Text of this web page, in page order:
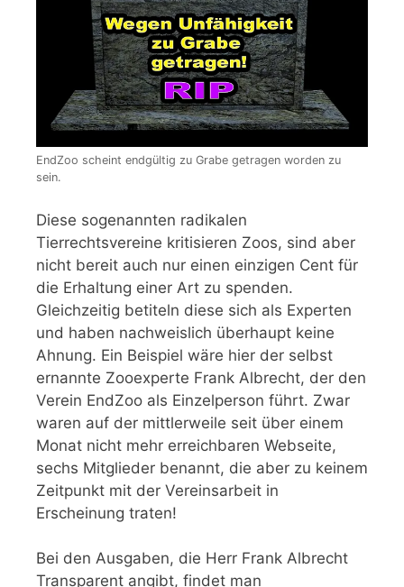
EndZoo scheint endgültig zu Grabe getragen worden zu
sein.
Diese sogenannten radikalen
Tierrechtsvereine kritisieren Zoos, sind aber
nicht bereit auch nur einen einzigen Cent für
die Erhaltung einer Art zu spenden.
Gleichzeitig betiteln diese sich als Experten
und haben nachweislich überhaupt keine
Ahnung. Ein Beispiel wäre hier der selbst
ernannte Zooexperte Frank Albrecht, der den
Verein EndZoo als Einzelperson führt. Zwar
waren auf der mittlerweile seit über einem
Monat nicht mehr erreichbaren Webseite,
sechs Mitglieder benannt, die aber zu keinem
Zeitpunkt mit der Vereinsarbeit in
Erscheinung traten!
Bei den Ausgaben, die Herr Frank Albrecht
Transparent angibt, findet man